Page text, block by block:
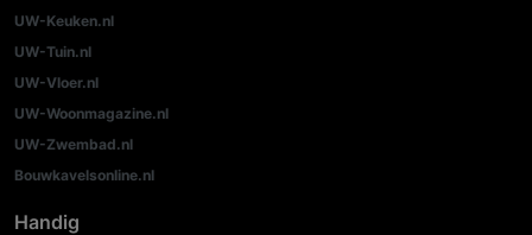
UW-Keuken.nl
UW-Tuin.nl
UW-Vloer.nl
UW-Woonmagazine.nl
UW-Zwembad.nl
Bouwkavelsonline.nl
Handig